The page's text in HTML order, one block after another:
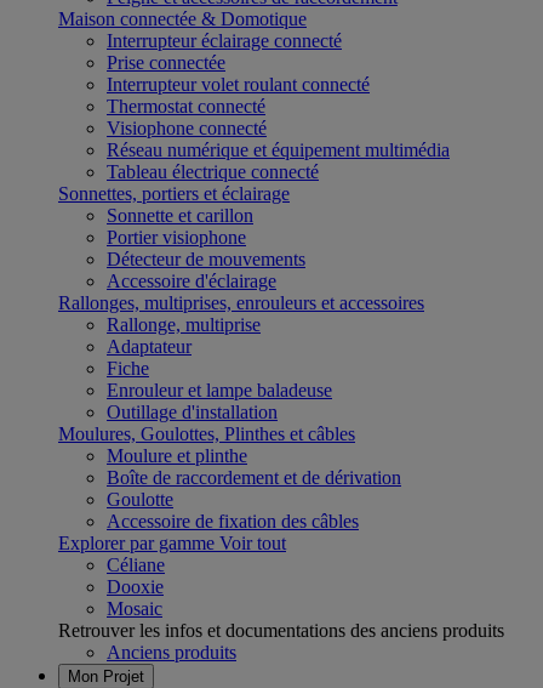
Maison connectée & Domotique
Interrupteur éclairage connecté
Prise connectée
Interrupteur volet roulant connecté
Thermostat connecté
Visiophone connecté
Réseau numérique et équipement multimédia
Tableau électrique connecté
Sonnettes, portiers et éclairage
Sonnette et carillon
Portier visiophone
Détecteur de mouvements
Accessoire d'éclairage
Rallonges, multiprises, enrouleurs et accessoires
Rallonge, multiprise
Adaptateur
Fiche
Enrouleur et lampe baladeuse
Outillage d'installation
Moulures, Goulottes, Plinthes et câbles
Moulure et plinthe
Boîte de raccordement et de dérivation
Goulotte
Accessoire de fixation des câbles
Explorer par gamme Voir tout
Céliane
Dooxie
Mosaic
Retrouver les infos et documentations des anciens produits
Anciens produits
Mon Projet